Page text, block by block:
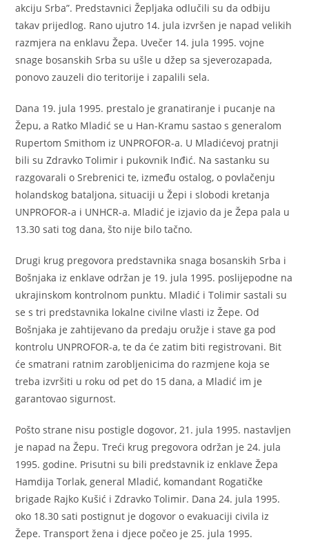
akciju Srba”. Predstavnici Žepljaka odlučili su da odbiju
takav prijedlog. Rano ujutro 14. jula izvršen je napad velikih
razmjera na enklavu Žepa. Uvečer 14. jula 1995. vojne
snage bosanskih Srba su ušle u džep sa sjeverozapada,
ponovo zauzeli dio teritorije i zapalili sela.
Dana 19. jula 1995. prestalo je granatiranje i pucanje na
Žepu, a Ratko Mladić se u Han-Kramu sastao s generalom
Rupertom Smithom iz UNPROFOR-a. U Mladićevoj pratnji
bili su Zdravko Tolimir i pukovnik Inđić. Na sastanku su
razgovarali o Srebrenici te, između ostalog, o povlačenju
holandskog bataljona, situaciji u Žepi i slobodi kretanja
UNPROFOR-a i UNHCR-a. Mladić je izjavio da je Žepa pala u
13.30 sati tog dana, što nije bilo tačno.
Drugi krug pregovora predstavnika snaga bosanskih Srba i
Bošnjaka iz enklave održan je 19. jula 1995. poslijepodne na
ukrajinskom kontrolnom punktu. Mladić i Tolimir sastali su
se s tri predstavnika lokalne civilne vlasti iz Žepe. Od
Bošnjaka je zahtijevano da predaju oružje i stave ga pod
kontrolu UNPROFOR-a, te da će zatim biti registrovani. Bit
će smatrani ratnim zarobljenicima do razmjene koja se
treba izvršiti u roku od pet do 15 dana, a Mladić im je
garantovao sigurnost.
Pošto strane nisu postigle dogovor, 21. jula 1995. nastavljen
je napad na Žepu. Treći krug pregovora održan je 24. jula
1995. godine. Prisutni su bili predstavnik iz enklave Žepa
Hamdija Torlak, general Mladić, komandant Rogatičke
brigade Rajko Kušić i Zdravko Tolimir. Dana 24. jula 1995.
oko 18.30 sati postignut je dogovor o evakuaciji civila iz
Žepe. Transport žena i djece počeo je 25. jula 1995.